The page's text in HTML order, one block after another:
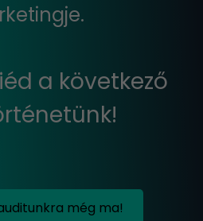
a következő
még ma!